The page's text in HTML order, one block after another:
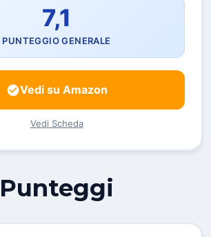
7,1
PUNTEGGIO GENERALE
Vedi su Amazon
Vedi Scheda
Punteggi